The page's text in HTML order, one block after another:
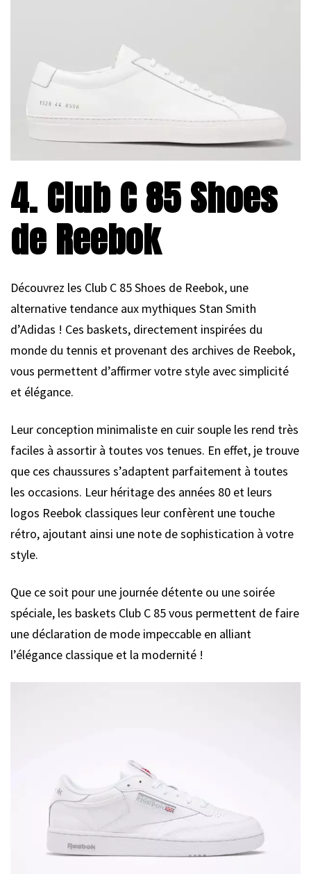
4. Club C 85 Shoes
de Reebok
Découvrez les Club C 85 Shoes de Reebok, une
alternative tendance aux mythiques Stan Smith
d’Adidas ! Ces baskets, directement inspirées du
monde du tennis et provenant des archives de Reebok,
vous permettent d’affirmer votre style avec simplicité
et élégance.
Leur conception minimaliste en cuir souple les rend très
faciles à assortir à toutes vos tenues. En effet, je trouve
que ces chaussures s’adaptent parfaitement à toutes
les occasions. Leur héritage des années 80 et leurs
logos Reebok classiques leur confèrent une touche
rétro, ajoutant ainsi une note de sophistication à votre
style.
Que ce soit pour une journée détente ou une soirée
spéciale, les baskets Club C 85 vous permettent de faire
une déclaration de mode impeccable en alliant
l’élégance classique et la modernité !